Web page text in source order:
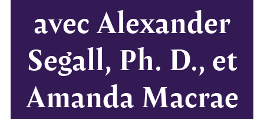
avec Alexander
Segall, Ph. D., et
Amanda Macrae